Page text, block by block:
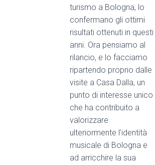
turismo a Bologna, lo
confermano gli ottimi
risultati ottenuti in questi
anni. Ora pensiamo al
rilancio, e lo facciamo
ripartendo proprio dalle
visite a Casa Dalla, un
punto di interesse unico
che ha contribuito a
valorizzare
ulteriormente l’identità
musicale di Bologna e
ad arricchire la sua